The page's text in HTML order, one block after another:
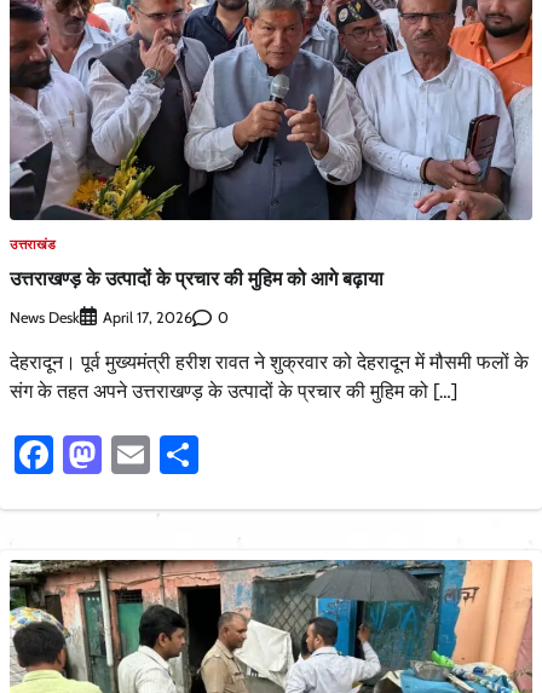
उत्तराखंड
उत्तराखण्ड़ के उत्पादों के प्रचार की मुहिम को आगे बढ़ाया
News Desk April 17, 2026 0
देहरादून। पूर्व मुख्यमंत्री हरीश रावत ने शुक्रवार को देहरादून में मौसमी फलों के
संग के तहत अपने उत्तराखण्ड़ के उत्पादों के प्रचार की मुहिम को […]
Facebook
Mastodon
Email